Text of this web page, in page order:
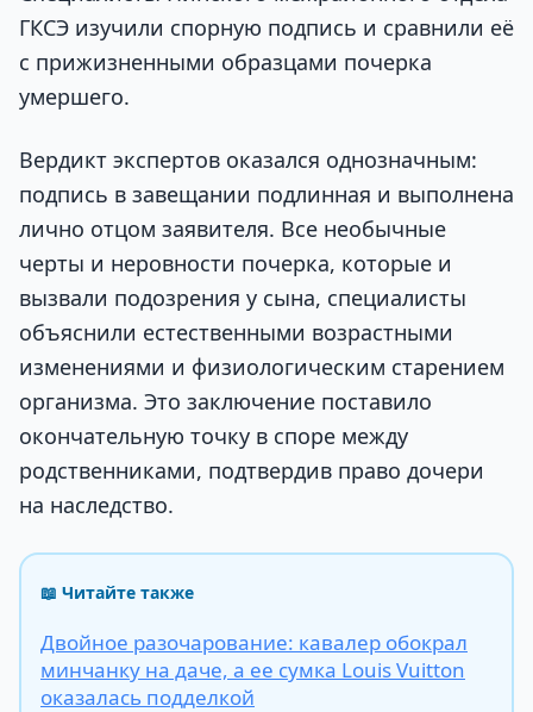
ГКСЭ изучили спорную подпись и сравнили её
с прижизненными образцами почерка
умершего.
Вердикт экспертов оказался однозначным:
подпись в завещании подлинная и выполнена
лично отцом заявителя. Все необычные
черты и неровности почерка, которые и
вызвали подозрения у сына, специалисты
объяснили естественными возрастными
изменениями и физиологическим старением
организма. Это заключение поставило
окончательную точку в споре между
родственниками, подтвердив право дочери
на наследство.
📖 Читайте также
Двойное разочарование: кавалер обокрал
минчанку на даче, а ее сумка Louis Vuitton
оказалась подделкой